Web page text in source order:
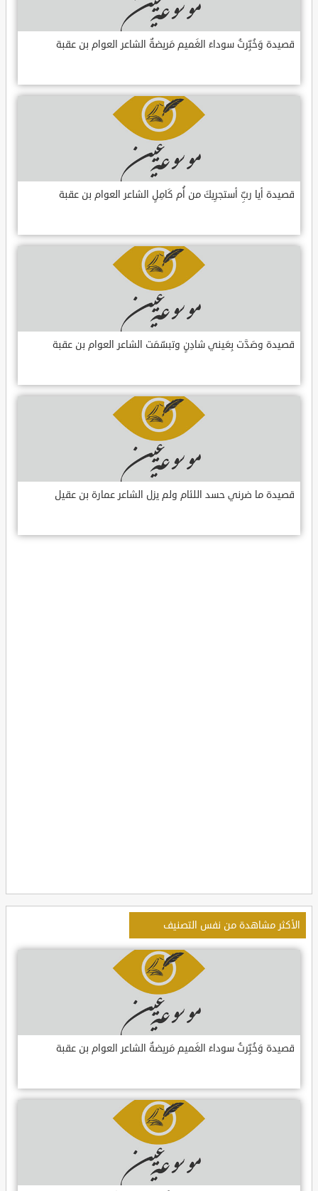
قصيدة وَخُبِّرتُ سوداءَ الغَميم مَريضةٌ الشاعر العوام بن عقبة
قصيدة أيا ربِّ أستجرِيكَ من أُم كَامِلٍ الشاعر العوام بن عقبة
قصيدة وصَدَّت بِعَيني شادِنٍ وتبسّمَت الشاعر العوام بن عقبة
قصيدة ما ضرني حسد اللئام ولم يزل الشاعر عمارة بن عقيل
الأكثر مشاهدة من نفس التصنيف
قصيدة وَخُبِّرتُ سوداءَ الغَميم مَريضةٌ الشاعر العوام بن عقبة